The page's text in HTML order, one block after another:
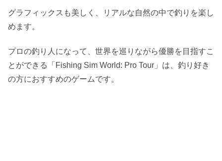
グラフィックスも美しく、リアルな自然の中で釣りを楽し
めます。
プロの釣り人になって、世界を巡りながら優勝を目指すこ
とができる「Fishing Sim World: Pro Tour」は、釣り好き
の方におすすめのゲームです。